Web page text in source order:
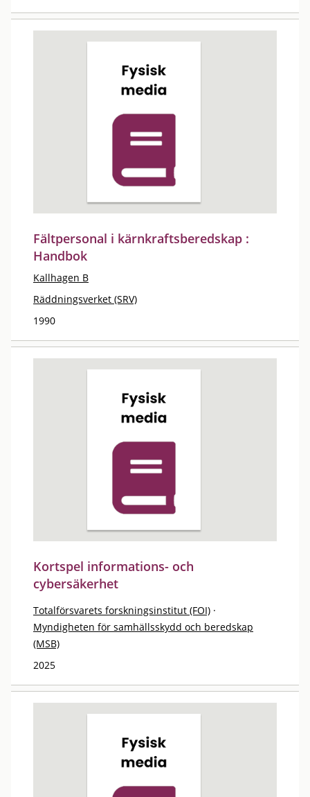
Fältpersonal i kärnkraftsberedskap :
Handbok
Kallhagen B
Räddningsverket (SRV)
1990
Kortspel informations- och
cybersäkerhet
Totalförsvarets forskningsinstitut (FOI) ·
Myndigheten för samhällsskydd och beredskap
(MSB)
2025